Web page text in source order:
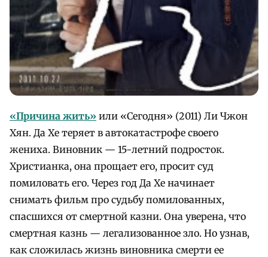
«Причина жить» или «Сегодня» (2011) Ли Чжон
Хян. Да Хе теряет в автокатастрофе своего
жениха. Виновник — 15-летний подросток.
Христианка, она прощает его, просит суд
помиловать его. Через год Да Хе начинает
снимать фильм про судьбу помилованных,
спасшихся от смертной казни. Она уверена, что
смертная казнь — легализованное зло. Но узнав,
как сложилась жизнь виновника смерти ее